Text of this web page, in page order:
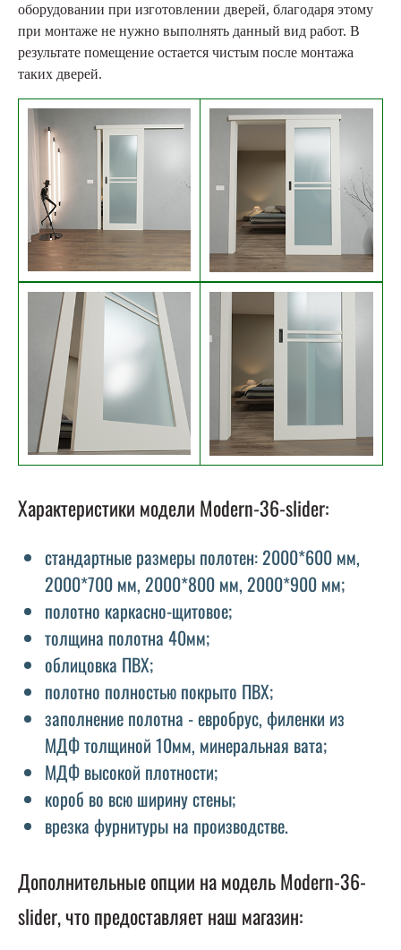
оборудовании при изготовлении дверей, благодаря этому
при монтаже не нужно выполнять данный вид работ. В
результате помещение остается чистым после монтажа
таких дверей.
Характеристики модели Modern-36-slider:
стандартные размеры полотен: 2000*600 мм,
2000*700 мм, 2000*800 мм, 2000*900 мм;
полотно каркасно-щитовое;
толщина полотна 40мм;
облицовка ПВХ;
полотно полностью покрыто ПВХ;
заполнение полотна - евробрус, филенки из
МДФ толщиной 10мм, минеральная вата;
МДФ высокой плотности;
короб во всю ширину стены;
врезка фурнитуры на производстве.
Дополнительные опции на модель Modern-36-
slider, что предоставляет наш магазин: